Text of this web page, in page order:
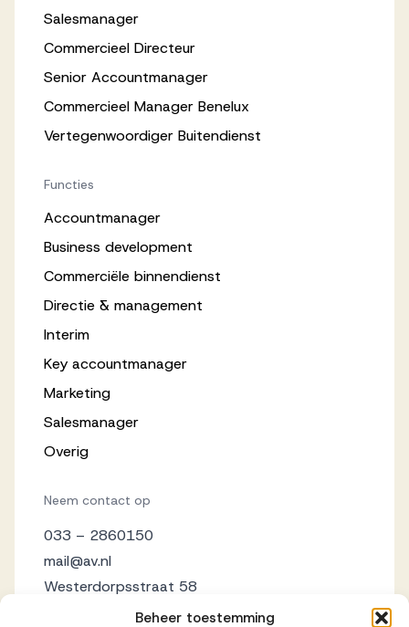
Beheer toestemming
Salesmanager
Commercieel Directeur
Senior Accountmanager
Commercieel Manager Benelux
Vertegenwoordiger Buitendienst
Functies
Accountmanager
Business development
Commerciële binnendienst
Directie & management
Interim
Key accountmanager
Marketing
Salesmanager
Overig
Neem contact op
033 – 2860150
mail@av.nl
Westerdorpsstraat 58
3871 AZ Hoevelaken